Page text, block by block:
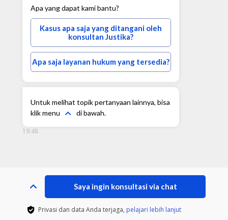
Apa yang dapat kami bantu?
Kasus apa saja yang ditangani oleh
konsultan Justika?
Apa saja layanan hukum yang tersedia?
Untuk melihat topik pertanyaan lainnya, bisa
klik menu
di bawah.
19:48
Saya ingin konsultasi via chat
Privasi dan data Anda terjaga, pelajari lebih lanjut